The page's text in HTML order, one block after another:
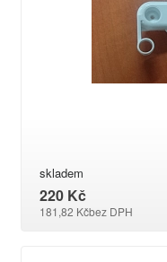
skladem
220 Kč
181,82 Kčbez DPH